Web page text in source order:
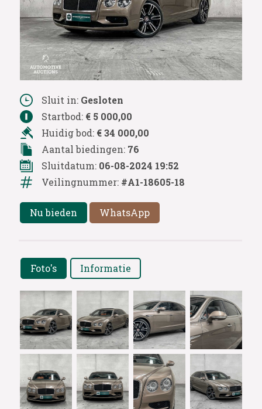
Sluit in: Gesloten
Startbod: € 5 000,00
Huidig bod: € 34 000,00
Aantal biedingen: 76
Sluitdatum: 06-08-2024 19:52
Veilingnummer: #A1-18605-18
Nu bieden WhatsApp
Foto's Informatie